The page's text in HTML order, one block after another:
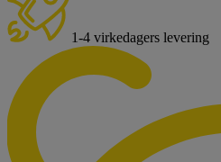
1-4 virkedagers levering